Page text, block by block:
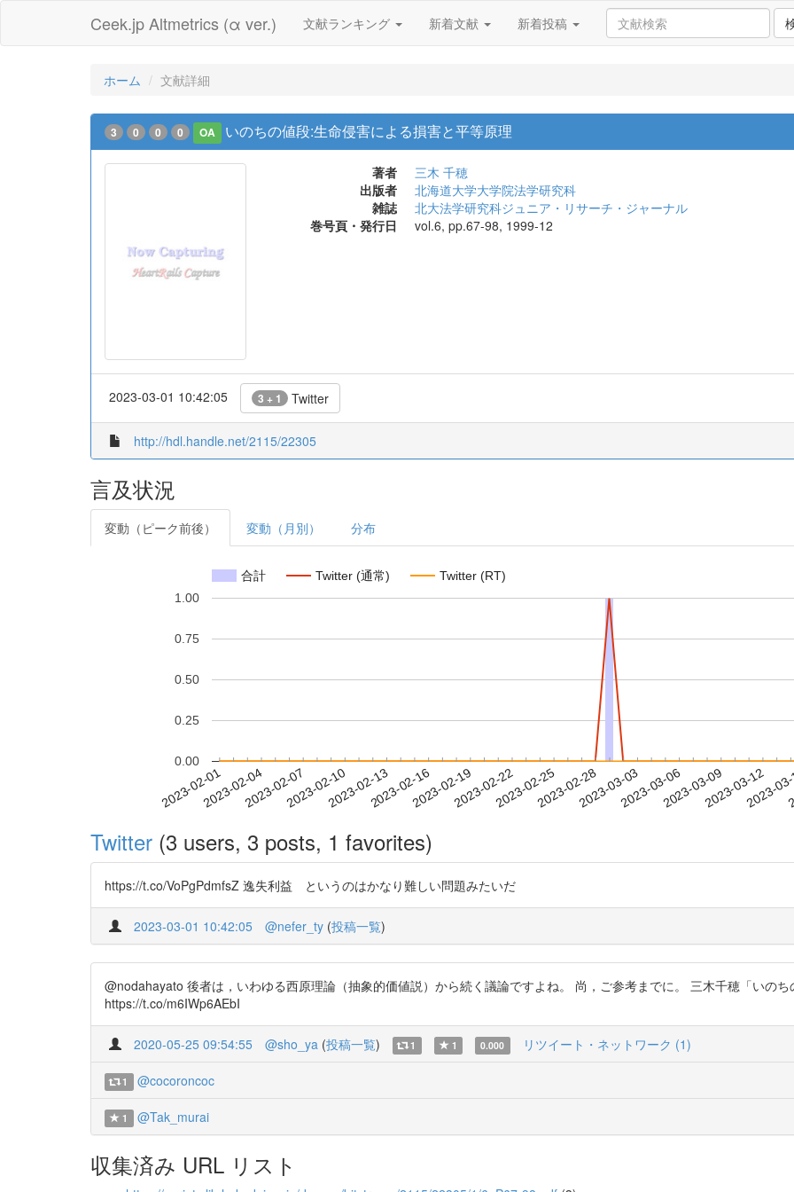
Ceek.jp Altmetrics (α ver.) 文献ランキング 新着文献 新着投稿
ホーム 文献詳細
3 0 0 0 OA いのちの値段:生命侵害による損害と平等原理
著者
三木 千穂
出版者
北海道大学大学院法学研究科
雑誌
北大法学研究科ジュニア・リサーチ・ジャーナル
巻号頁・発行日
vol.6, pp.67-98, 1999-12
2023-03-01 10:42:05 3 + 1 Twitter
http://hdl.handle.net/2115/22305
言及状況
変動（ピーク前後） 変動（月別） 分布
合計 Twitter (通常) Twitter (RT)
2023-02-012023-02-042023-02-072023-02-102023-02-132023-02-162023-02-192023-02-222023-02-252023-02-282023-03-032023-03-062023-03-092023-03-12
2023-
0.00
0.25
0.50
0.75
1.00
Twitter (3 users, 3 posts, 1 favorites)
https://t.co/VoPgPdmfsZ 逸失利益 というのはかなり難しい問題みたいだ
2023-03-01 10:42:05 @nefer_ty (投稿一覧)
@nodahayato 後者は，いわゆる西原理論（抽象的価値説）から続く議論ですよね。 尚，ご参考までに。 三木千穂「いのち
https://t.co/m6IWp6AEbI
2020-05-25 09:54:55 @sho_ya (投稿一覧) 1 1 0.000 リツイート・ネットワーク (1)
1 @cocoroncoc
1 @Tak_murai
収集済み URL リスト